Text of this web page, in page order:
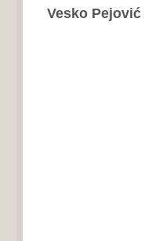
Vesko Pejović